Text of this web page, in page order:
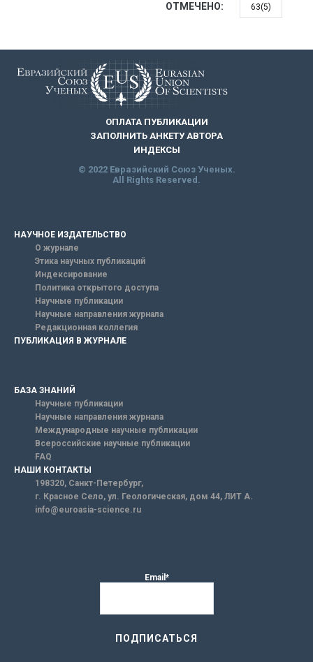
ОТМЕЧЕНО: 63(5)
ОПЛАТА ПУБЛИКАЦИИ
ЗАПОЛНИТЬ АНКЕТУ АВТОРА
ИНДЕКСЫ
© 2022 Евразийский Союз Ученых.
All Rights Reserved.
НАУЧНОЕ ИЗДАТЕЛЬСТВО
О журнале
Этика научных публикаций
Индексирование
Политика открытого доступа
Научные публикации
Научные направления журнала
Редакционная коллегия
ПУБЛИКАЦИЯ В ЖУРНАЛЕ
БАЗА ЗНАНИЙ
Научные публикации
Научные направления журнала
Международные научные публикации
Всероссийские научные публикации
FAQ
НАШИ КОНТАКТЫ
198320, Санкт-Петербург,
г. Красное Село, ул. Геологическая, дом 44, ЛИТ А.
info@euroasia-science.ru
Email*